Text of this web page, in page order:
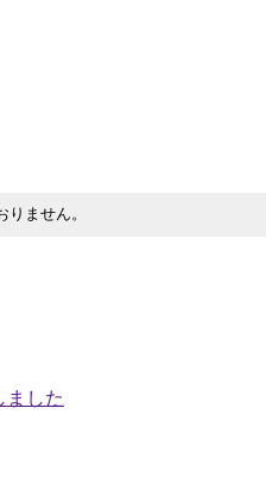
ません。